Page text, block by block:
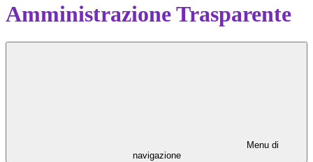
Amministrazione Trasparente
Menu di
navigazione